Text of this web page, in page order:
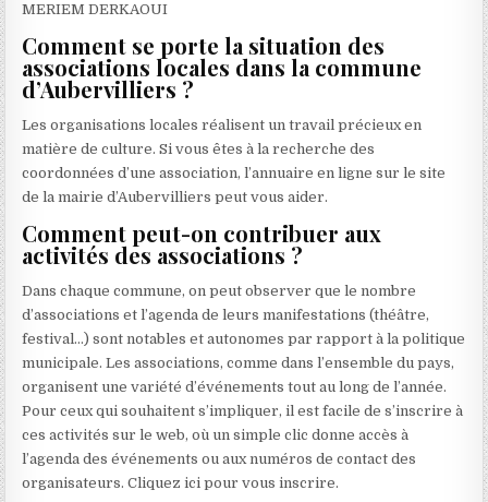
MERIEM DERKAOUI
Comment se porte la situation des
associations locales dans la commune
d’Aubervilliers ?
Les organisations locales réalisent un travail précieux en
matière de culture. Si vous êtes à la recherche des
coordonnées d’une association, l’annuaire en ligne sur le site
de la mairie d’Aubervilliers peut vous aider.
Comment peut-on contribuer aux
activités des associations ?
Dans chaque commune, on peut observer que le nombre
d’associations et l’agenda de leurs manifestations (théâtre,
festival…) sont notables et autonomes par rapport à la politique
municipale. Les associations, comme dans l’ensemble du pays,
organisent une variété d’événements tout au long de l’année.
Pour ceux qui souhaitent s’impliquer, il est facile de s’inscrire à
ces activités sur le web, où un simple clic donne accès à
l’agenda des événements ou aux numéros de contact des
organisateurs. Cliquez ici pour vous inscrire.